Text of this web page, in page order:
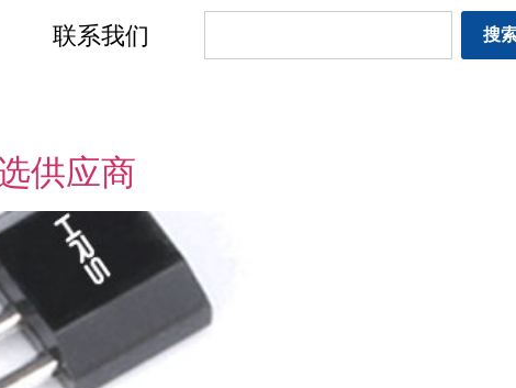
联系我们 搜
供应商